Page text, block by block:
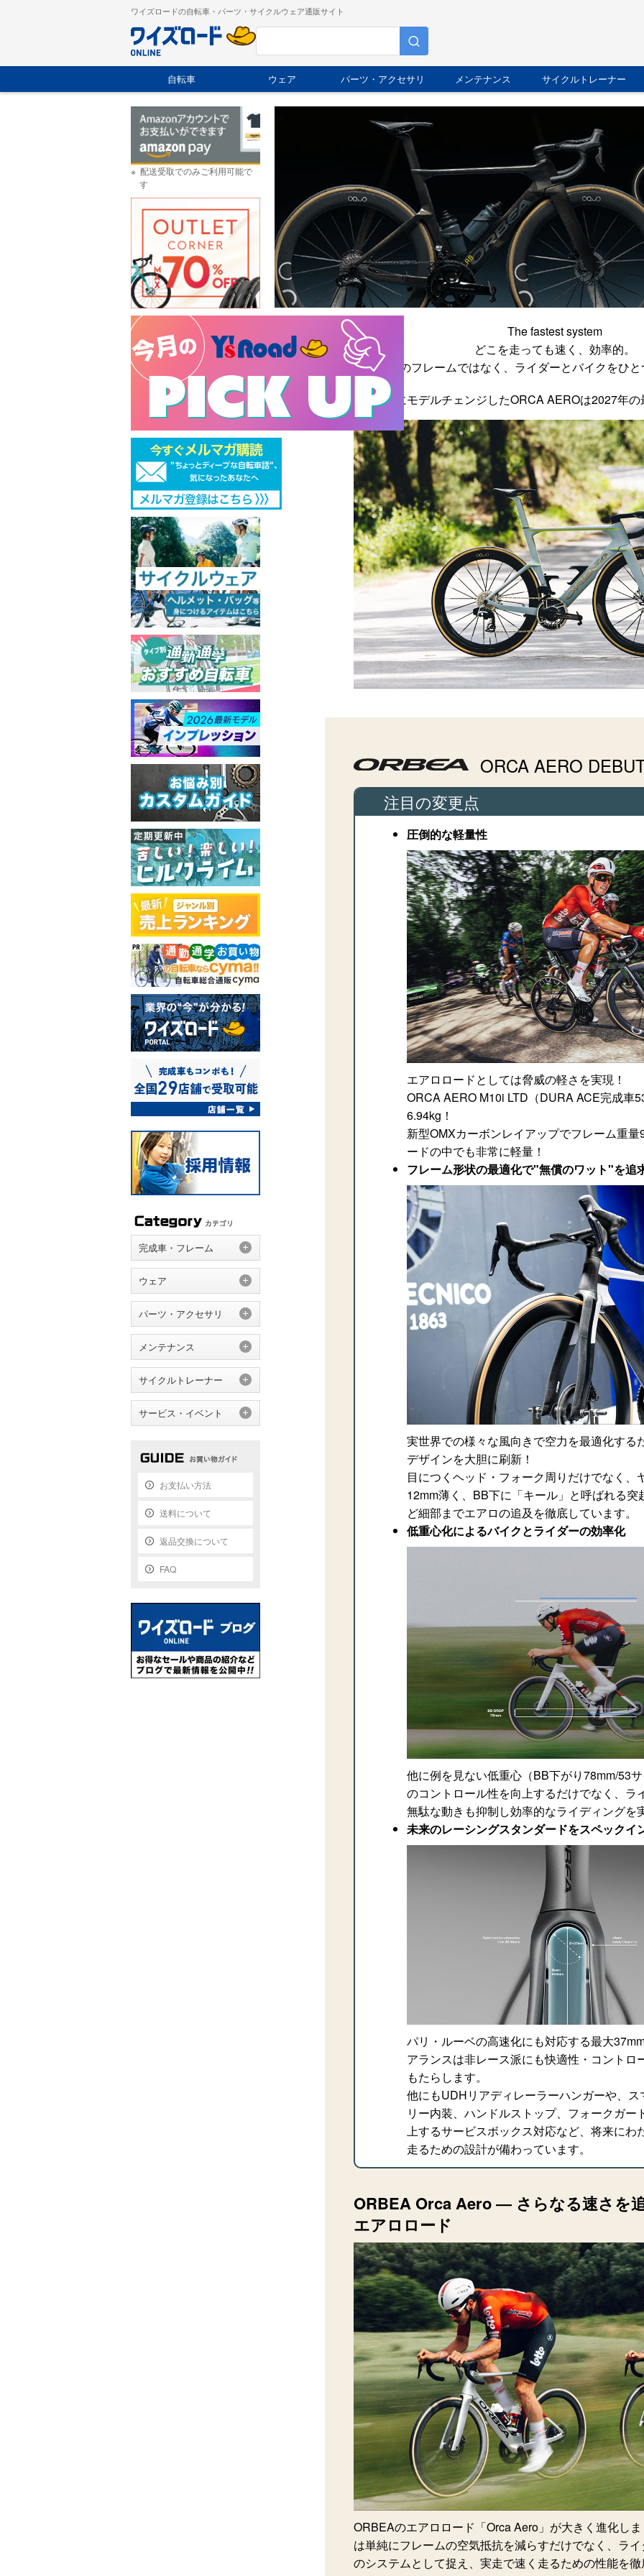
ワイズロードの自転車・パーツ・サイクルウェア通販サイト
自転車 ウェア パーツ・アクセサリ メンテナンス サイクルトレーナー
The fastest system
どこを走っても速く、効率的。
ゴールは最速のフレームではなく、 ライダーとバイクをひ
5年ぶりにモデルチェンジしたORCA AEROは2027年
ORCA AERO
注目の変更点
圧倒的な軽量性
エアロロードとしては脅威の軽さを実現！
ORCA AERO M10i LTD（DURA ACE完成車
6.94kg！
新型OMXカーボンレイアップでフレーム重
ードの中でも非常に軽量！
フレーム形状の最適化で"無償のワット"を追
実世界での様々な風向きで空力を最適化する
デザインを大胆に刷新！
目につくヘッド・フォーク周りだけでなく、
12mm薄く、BB下に「キール」と呼ばれる突
ど細部までエアロの追及を徹底しています。
低重心化によるバイクとライダーの効率化
他に例を見ない低重心（BB下がり78mm/53
のコントロール性を向上するだけでなく、ラ
無駄な動きも抑制し効率的なライディングを
未来のレーシングスタンダードをスペックイ
パリ・ルーベの高速化にも対応する最大
アランスは非レース派にも快適性・コントロ
もたらします。
他にもUDHリアディレーラーハンガーや、
リー内装、ハンドルストップ、フォークガー
上するサービスボックス対応など、将来にわ
走るための設計が備わっています。
ORBEA Orca Aero ― さらなる速さを
エアロロード
ORBEAのエアロロード「Orca Aero」が大きく進化し
は単純にフレームの空気抵抗を減らすだけでなく、ラ
のシステムとして捉え、実走で速く走るための性能を
配送受取でのみご利用可能で
す
完成車・フレーム
ウェア
パーツ・アクセサリ
メンテナンス
サイクルトレーナー
サービス・イベント
お支払い方法
送料について
返品交換について
FAQ